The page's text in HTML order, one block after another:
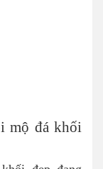
mộ đá khối